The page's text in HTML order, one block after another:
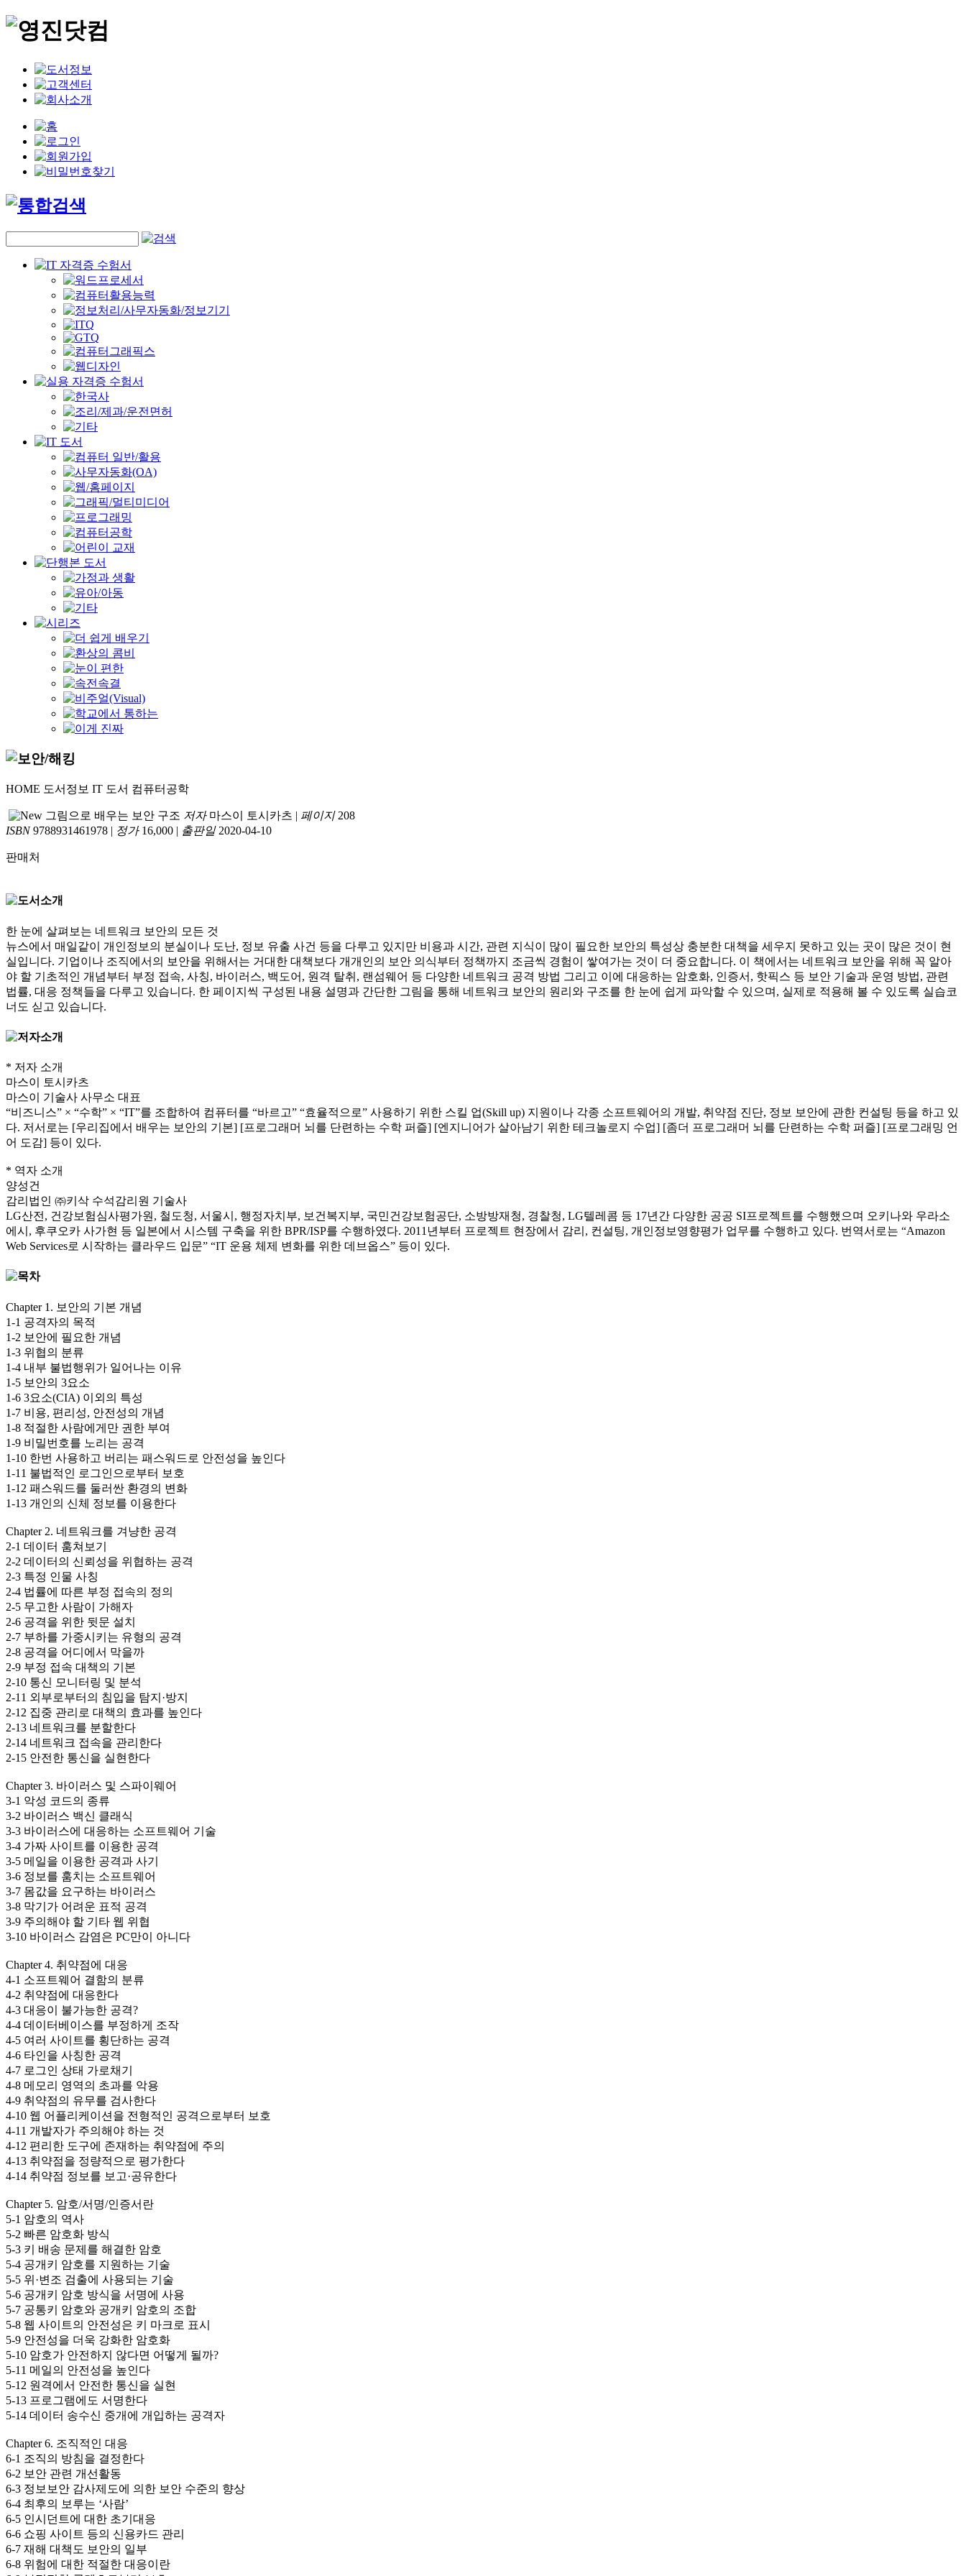
HOME 도서정보 IT 도서 컴퓨터공학
그림으로 배우는 보안 구조 저자마스이 토시카츠 | 페이지208
ISBN9788931461978 | 정가16,000 | 출판일2020-04-10
판매처
한 눈에 살펴보는 네트워크 보안의 모든 것
뉴스에서 매일같이 개인정보의 분실이나 도난, 정보 유출 사건 등을 다루고 있지만 비용과 시간, 관련 지식이 많이 필요한 보안의 특성상 충분한 대책을 세우지 못하고 있는 곳이 많은 것이 현
실입니다. 기업이나 조직에서의 보안을 위해서는 거대한 대책보다 개개인의 보안 의식부터 정책까지 조금씩 경험이 쌓여가는 것이 더 중요합니다. 이 책에서는 네트워크 보안을 위해 꼭 알아
야 할 기초적인 개념부터 부정 접속, 사칭, 바이러스, 백도어, 원격 탈취, 랜섬웨어 등 다양한 네트워크 공격 방법 그리고 이에 대응하는 암호화, 인증서, 핫픽스 등 보안 기술과 운영 방법, 관련
법률, 대응 정책들을 다루고 있습니다. 한 페이지씩 구성된 내용 설명과 간단한 그림을 통해 네트워크 보안의 원리와 구조를 한 눈에 쉽게 파악할 수 있으며, 실제로 적용해 볼 수 있도록 실습코
너도 싣고 있습니다.
* 저자 소개
마스이 토시카츠
마스이 기술사 사무소 대표
“비즈니스” × “수학” × “IT”를 조합하여 컴퓨터를 “바르고” “효율적으로” 사용하기 위한 스킬 업(Skill up) 지원이나 각종 소프트웨어의 개발, 취약점 진단, 정보 보안에 관한 컨설팅 등을 하고 있
다. 저서로는 [우리집에서 배우는 보안의 기본] [프로그래머 뇌를 단련하는 수학 퍼즐] [엔지니어가 살아남기 위한 테크놀로지 수업] [좀더 프로그래머 뇌를 단련하는 수학 퍼즐] [프로그래밍 언
어 도감] 등이 있다.
* 역자 소개
양성건
감리법인 ㈜키삭 수석감리원 기술사
LG산전, 건강보험심사평가원, 철도청, 서울시, 행정자치부, 보건복지부, 국민건강보험공단, 소방방재청, 경찰청, LG텔레콤 등 17년간 다양한 공공 SI프로젝트를 수행했으며 오키나와 우라소
에시, 후쿠오카 사가현 등 일본에서 시스템 구축을 위한 BPR/ISP를 수행하였다. 2011년부터 프로젝트 현장에서 감리, 컨설팅, 개인정보영향평가 업무를 수행하고 있다. 번역서로는 “Amazon
Web Services로 시작하는 클라우드 입문” “IT 운용 체제 변화를 위한 데브옵스” 등이 있다.
Chapter 1. 보안의 기본 개념
1-1 공격자의 목적
1-2 보안에 필요한 개념
1-3 위협의 분류
1-4 내부 불법행위가 일어나는 이유
1-5 보안의 3요소
1-6 3요소(CIA) 이외의 특성
1-7 비용, 편리성, 안전성의 개념
1-8 적절한 사람에게만 권한 부여
1-9 비밀번호를 노리는 공격
1-10 한번 사용하고 버리는 패스워드로 안전성을 높인다
1-11 불법적인 로그인으로부터 보호
1-12 패스워드를 둘러싼 환경의 변화
1-13 개인의 신체 정보를 이용한다
Chapter 2. 네트워크를 겨냥한 공격
2-1 데이터 훔쳐보기
2-2 데이터의 신뢰성을 위협하는 공격
2-3 특정 인물 사칭
2-4 법률에 따른 부정 접속의 정의
2-5 무고한 사람이 가해자
2-6 공격을 위한 뒷문 설치
2-7 부하를 가중시키는 유형의 공격
2-8 공격을 어디에서 막을까
2-9 부정 접속 대책의 기본
2-10 통신 모니터링 및 분석
2-11 외부로부터의 침입을 탐지·방지
2-12 집중 관리로 대책의 효과를 높인다
2-13 네트워크를 분할한다
2-14 네트워크 접속을 관리한다
2-15 안전한 통신을 실현한다
Chapter 3. 바이러스 및 스파이웨어
3-1 악성 코드의 종류
3-2 바이러스 백신 클래식
3-3 바이러스에 대응하는 소프트웨어 기술
3-4 가짜 사이트를 이용한 공격
3-5 메일을 이용한 공격과 사기
3-6 정보를 훔치는 소프트웨어
3-7 몸값을 요구하는 바이러스
3-8 막기가 어려운 표적 공격
3-9 주의해야 할 기타 웹 위협
3-10 바이러스 감염은 PC만이 아니다
Chapter 4. 취약점에 대응
4-1 소프트웨어 결함의 분류
4-2 취약점에 대응한다
4-3 대응이 불가능한 공격?
4-4 데이터베이스를 부정하게 조작
4-5 여러 사이트를 횡단하는 공격
4-6 타인을 사칭한 공격
4-7 로그인 상태 가로채기
4-8 메모리 영역의 초과를 악용
4-9 취약점의 유무를 검사한다
4-10 웹 어플리케이션을 전형적인 공격으로부터 보호
4-11 개발자가 주의해야 하는 것
4-12 편리한 도구에 존재하는 취약점에 주의
4-13 취약점을 정량적으로 평가한다
4-14 취약점 정보를 보고·공유한다
Chapter 5. 암호/서명/인증서란
5-1 암호의 역사
5-2 빠른 암호화 방식
5-3 키 배송 문제를 해결한 암호
5-4 공개키 암호를 지원하는 기술
5-5 위·변조 검출에 사용되는 기술
5-6 공개키 암호 방식을 서명에 사용
5-7 공통키 암호와 공개키 암호의 조합
5-8 웹 사이트의 안전성은 키 마크로 표시
5-9 안전성을 더욱 강화한 암호화
5-10 암호가 안전하지 않다면 어떻게 될까?
5-11 메일의 안전성을 높인다
5-12 원격에서 안전한 통신을 실현
5-13 프로그램에도 서명한다
5-14 데이터 송수신 중개에 개입하는 공격자
Chapter 6. 조직적인 대응
6-1 조직의 방침을 결정한다
6-2 보안 관련 개선활동
6-3 정보보안 감사제도에 의한 보안 수준의 향상
6-4 최후의 보루는 ‘사람’
6-5 인시던트에 대한 초기대응
6-6 쇼핑 사이트 등의 신용카드 관리
6-7 재해 대책도 보안의 일부
6-8 위험에 대한 적절한 대응이란